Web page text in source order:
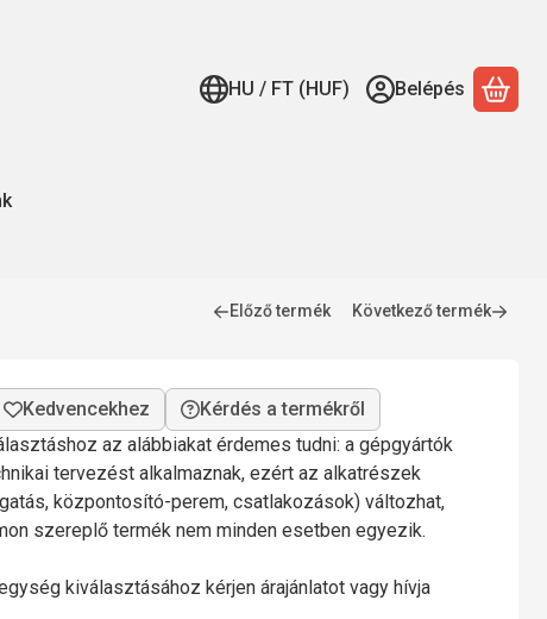
HU / FT (HUF) Belépés A
Előző termék Következő termék
Kérdés a termékről
az alábbiakat érdemes tudni: a gépgyártók
tervezést alkalmaznak, ezért az alkatrészek
központosító-perem, csatlakozások) változhat,
szereplő termék nem minden esetben egyezik.
kiválasztásához kérjen árajánlatot vagy hívja